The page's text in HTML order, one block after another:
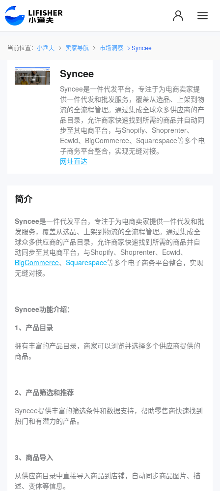
当前位置： 小渔夫 卖家导航 市场洞察 Syncee
Syncee
Syncee是一件代发平台，专注于为电商卖家提
供一件代发和批发服务，覆盖从选品、上架到物
流的全流程管理。通过集成全球众多供应商的产
品目录，允许商家快速找到所需的商品并自动同
步至其电商平台，与Shopify、Shoprenter、
Ecwid、BigCommerce、Squarespace等多个电
子商务平台整合，实现无缝对接。
网址直达
简介
Syncee是一件代发平台，专注于为电商卖家提供一件代发和批
发服务，覆盖从选品、上架到物流的全流程管理。通过集成全
球众多供应商的产品目录，允许商家快速找到所需的商品并自
动同步至其电商平台，与Shopify、Shoprenter、Ecwid、
BigCommerce、 Squarespace等多个电子商务平台整合，实现
无缝对接。
Syncee功能介绍：
1、产品目录
拥有丰富的产品目录，商家可以浏览并选择多个供应商提供的
商品。
2、产品筛选和推荐
Syncee提供丰富的筛选条件和数据支持，帮助零售商快速找到
热门和有潜力的产品。
3、商品导入
从供应商目录中直接导入商品到店铺，自动同步商品图片、描
述、变体等信息。